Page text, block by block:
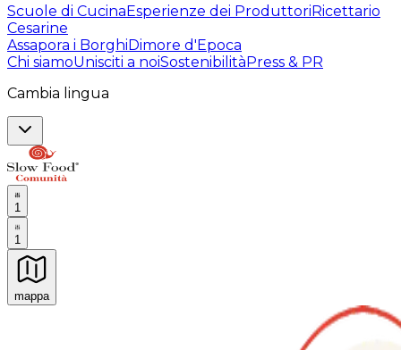
Scuole di CucinaEsperienze dei ProduttoriRicettario
Cesarine
Assapora i BorghiDimore d'Epoca
Chi siamoUnisciti a noiSostenibilitàPress & PR
Cambia lingua
1
1
mappa
Esperienze culinarie indimenticabili: Esperienze